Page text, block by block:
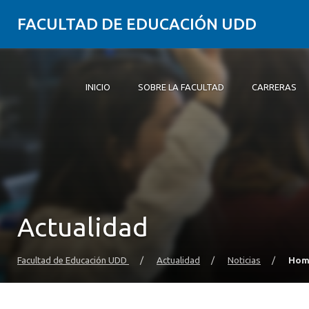
FACULTAD DE EDUCACIÓN UDD
INICIO SOBRE LA FACULTAD CARRERAS
Postgrado y Educación Continua
Actualidad
Facultad de Educación UDD / Actualidad / Noticias /